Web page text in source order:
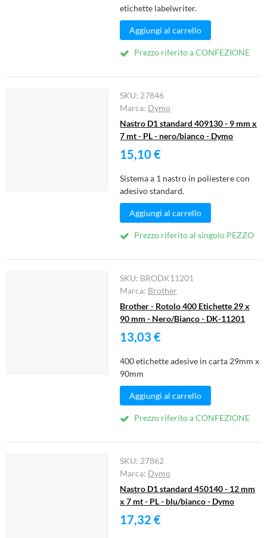
etichette labelwriter.
Aggiungi al carrello
Prezzo riferito a CONFEZIONE
SKU: 27846
Marca: Dymo
Nastro D1 standard 409130 - 9 mm x
7 mt - PL - nero/bianco - Dymo
15,10 €
Sistema a 1 nastro in poliestere con
adesivo standard.
Aggiungi al carrello
Prezzo riferito al singolo PEZZO
SKU: BRODK11201
Marca: Brother
Brother - Rotolo 400 Etichette 29 x
90 mm - Nero/Bianco - DK-11201
13,03 €
400 etichette adesive in carta 29mm x
90mm
Aggiungi al carrello
Prezzo riferito a CONFEZIONE
SKU: 27862
Marca: Dymo
Nastro D1 standard 450140 - 12 mm
x 7 mt - PL - blu/bianco - Dymo
17,32 €